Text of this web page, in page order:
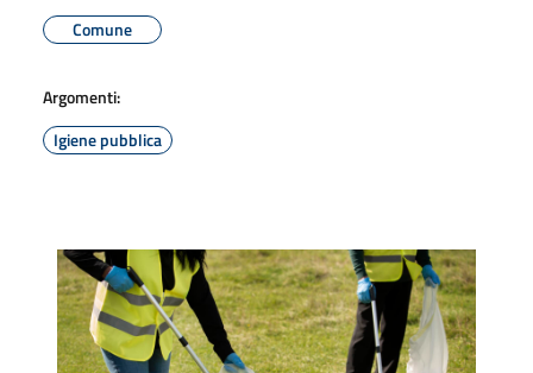
Comune
Argomenti:
Igiene pubblica